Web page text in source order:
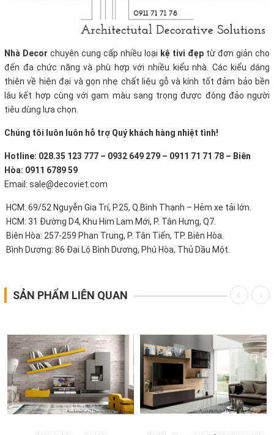
Nhà Decor chuyên cung cấp nhiều loại kệ tivi đẹp từ đơn giản cho
đến đa chức năng và phù hợp với nhiều kiểu nhà. Các kiểu dáng
thiên về hiện đại và gọn nhẹ chất liệu gỗ và kính tốt đảm bảo bền
lâu kết hợp cùng với gam màu sang trọng được đông đảo người
tiêu dùng lựa chọn.
Chúng tôi luôn luôn hỗ trợ Quý khách hàng nhiệt tình!
Hotline: 028.35 123 777 – 0932 649 279 – 0911 71 71 78 – Biên
Hòa: 0911 6789 59
Email: sale@decoviet.com
HCM: 69/52 Nguyễn Gia Trí, P.25, Q.Bình Thạnh – Hẻm xe tải lớn.
HCM: 31 Đường D4, Khu Him Lam Mới, P. Tân Hưng, Q7.
Biên Hòa: 257-259 Phan Trung, P. Tân Tiến, TP. Biên Hòa.
Bình Dương: 86 Đại Lộ Bình Dương, Phú Hòa, Thủ Dầu Một.
SẢN PHẨM LIÊN QUAN